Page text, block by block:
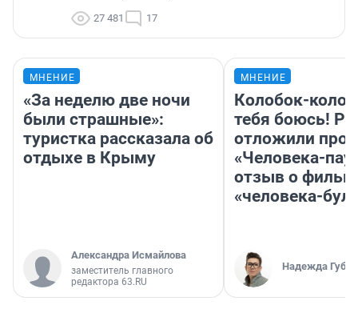
27 481 17
МНЕНИЕ
«За неделю две ночи
были страшные»:
туристка рассказала об
отдыхе в Крыму
Александра Исмайлова
заместитель главного
редактора 63.RU
МНЕНИЕ
Колобок-
тебя боюсь!
отложили
«Человека-
отзыв о
«человека-
Надежда